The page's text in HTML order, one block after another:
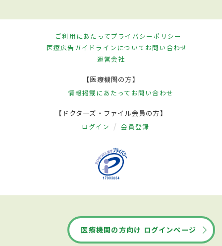
ご利用にあたってプライバシーポリシー
医療広告ガイドラインについてお問い合わせ
運営会社
【医療機関の方】
情報掲載にあたって お問い合わせ
【ドクターズ・ファイル会員の方】
ログイン 会員登録
医療機関の方向け ログインページ